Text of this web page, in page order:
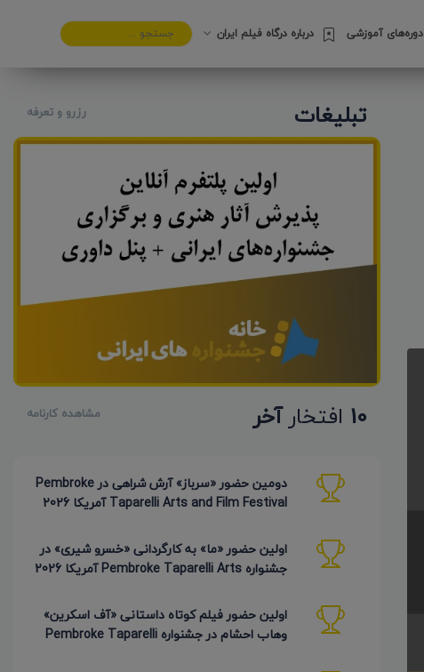
دوره‌های آموزشی درباره درگاه فیلم ایران
تبلیغات رزرو و تعرفه
10 افتخارآخر مشاهده کارنامه
دومین حضور «سرباز» آرش شراهی در Pembroke
Taparelli Arts and Film Festival آمریکا 2026
اولین حضور «ما» به کارگردانی «خسرو شیری» در
جشنواره Pembroke Taparelli Arts آمریکا 2026
اولین حضور فیلم کوتاه داستانی «آف اسکرین»
وهاب احشام در جشنواره Pembroke Taparelli